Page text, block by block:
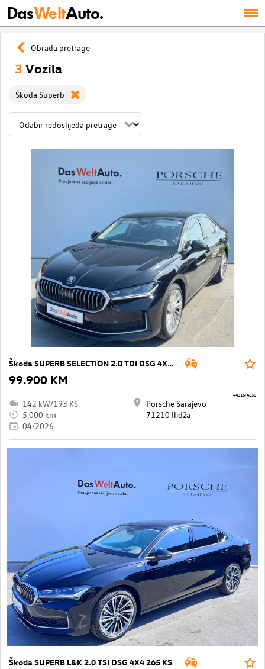
DasWeltAuto.
Obrada pretrage
3 Vozila
Škoda Superb
Škoda SUPERB SELECTION 2.0 TDI DSG 4X4 193 KS
99.900 KM
142 kW/193 KS
5.000 km
04/2026
Porsche Sarajevo
71210 Ilidža
44316/4250
Škoda SUPERB L&K 2.0 TSI DSG 4X4 265 KS